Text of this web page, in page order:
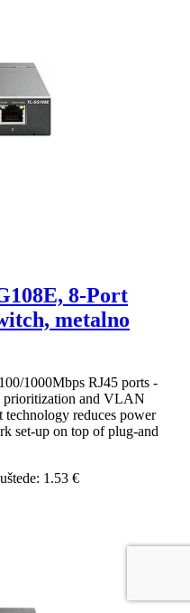
8-Port
metalno
1000Mbps RJ45 ports -
prioritization and VLAN
reduces power
set-up on top of plug-and
1.53 €